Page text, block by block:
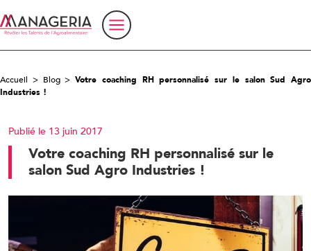
Accueil > Blog> Votre coaching RH personnalisé sur le salon Sud Agro
Industries !
Publié le 13 juin 2017
Votre coaching RH personnalisé sur le
salon Sud Agro Industries !